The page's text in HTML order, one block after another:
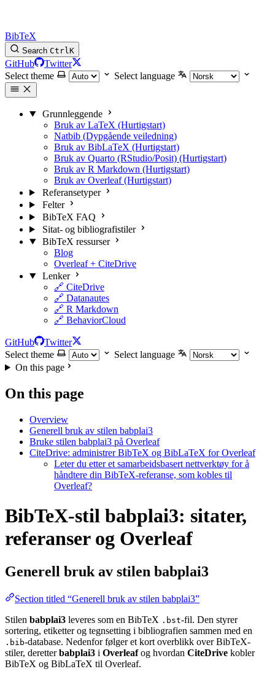
BibTeX
Search CtrlK
GitHub
Twitter
Select theme
Select language
Grunnleggende
Bruk av LaTeX (Hurtigstart)
Natbib (Dypgående veiledning)
Bruk av BibLaTeX (Hurtigstart)
Bruk av Quarto (RStudio/Posit) (Hurtigstart)
Bruk av R Markdown (Hurtigstart)
Bruk av Overleaf (Hurtigstart)
Referansetyper
Felter
BibTeX FAQ
Sitat- og bibliografistiler
BibTeX ressurser
Blog
Overleaf + CiteDrive
Lenker
🔗 CiteDrive
🔗 Datanautes
🔗 R Markdown
🔗 BehaviorCloud
GitHub
Twitter
Select theme
Select language
On this page
On this page
Overview
Generell bruk av stilen babplai3
Bruke stilen babplai3 på Overleaf
CiteDrive: administrer BibTeX og BibLaTeX for Overleaf
Leter du etter et samarbeidsbasert nettverktøy for å
håndtere din BibTeX-referanse, som kobles til
Overleaf?
BibTeX-stil babplai3: sitater,
referanser og Overleaf
Generell bruk av stilen babplai3
Section titled “Generell bruk av stilen babplai3”
Stilen babplai3 leveres som en BibTeX .bst-fil. Den styrer
sortering, etiketter og tegnsetting i bibliografien sammen med en
.bib-database. Nedenfor følger et kort overblikk over BibTeX-
stiler, deretterbabplai3 i Overleafog hvordan CiteDrive kobler
BibTeX og BibLaTeX til Overleaf.